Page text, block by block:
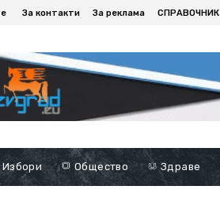
За контакти За реклама СПРАВОЧНИК
Избори Общество Здраве